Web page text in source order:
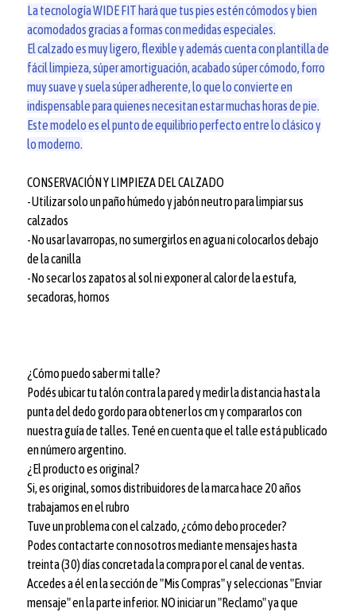
La tecnología WIDE FIT hará que tus pies estén cómodos y bien
acomodados gracias a formas con medidas especiales.
El calzado es muy ligero, flexible y además cuenta con plantilla de
fácil limpieza, súper amortiguación, acabado súper cómodo, forro
muy suave y suela súper adherente, lo que lo convierte en
indispensable para quienes necesitan estar muchas horas de pie.
Este modelo es el punto de equilibrio perfecto entre lo clásico y
lo moderno.
CONSERVACIÓN Y LIMPIEZA DEL CALZADO
-Utilizar solo un paño húmedo y jabón neutro para limpiar sus
calzados
-No usar lavarropas, no sumergirlos en agua ni colocarlos debajo
de la canilla
-No secar los zapatos al sol ni exponer al calor de la estufa,
secadoras, hornos
¿Cómo puedo saber mi talle?
Podés ubicar tu talón contra la pared y medir la distancia hasta la
punta del dedo gordo para obtener los cm y compararlos con
nuestra guía de talles. Tené en cuenta que el talle está publicado
en número argentino.
¿El producto es original?
Si, es original, somos distribuidores de la marca hace 20 años
trabajamos en el rubro
Tuve un problema con el calzado, ¿cómo debo proceder?
Podes contactarte con nosotros mediante mensajes hasta
treinta (30) días concretada la compra por el canal de ventas.
Accedes a él en la sección de "Mis Compras" y seleccionas "Enviar
mensaje" en la parte inferior. NO iniciar un "Reclamo" ya que